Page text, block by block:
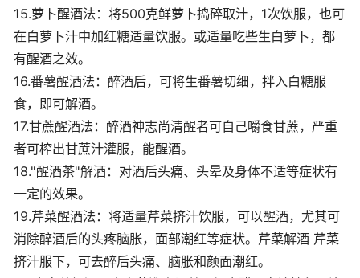
15.萝卜醒酒法：将500克鲜萝卜捣碎取汁，1次饮服，也可
在白萝卜汁中加红糖适量饮服。或适量吃些生白萝卜，都
有醒酒之效。
16.番薯醒酒法：醉酒后，可将生番薯切细，拌入白糖服
食，即可解酒。
17.甘蔗醒酒法：醉酒神志尚清醒者可自己嚼食甘蔗，严重
者可榨出甘蔗汁灌服，能醒酒。
18."醒酒茶"解酒：对酒后头痛、头晕及身体不适等症状有
一定的效果。
19.芹菜醒酒法：将适量芹菜挤汁饮服，可以醒酒，尤其可
消除醉酒后的头疼脑胀，面部潮红等症状。芹菜解酒 芹菜
挤汁服下，可去醉后头痛、脑胀和颜面潮红。